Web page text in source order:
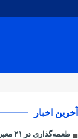
آخرین اخبار